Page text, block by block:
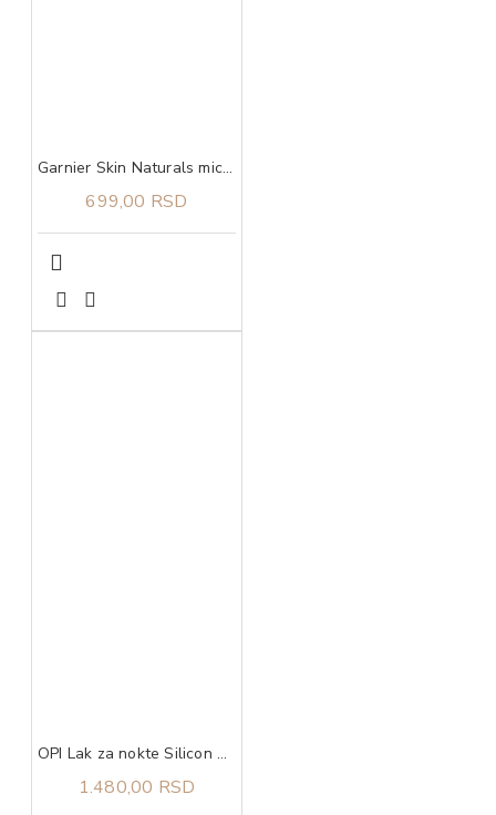
Garnier Skin Naturals micelarna voda za osetljivu kožu 400 ml
699,00 RSD
OPI Lak za nokte Silicon Valley Girl
1.480,00 RSD